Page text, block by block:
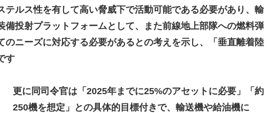
テルス性を有して高い脅威下で活動可能である必要があり、輸
備投射プラットフォームとして、また前線地上部隊への燃料弾
のニーズに対応する必要があるとの考えを示し、「垂直離着陸
す
更に同司令官は「2025年までに25%のアセットに必要」「約
250機を想定」との具体的目標付きで、輸送機や給油機に